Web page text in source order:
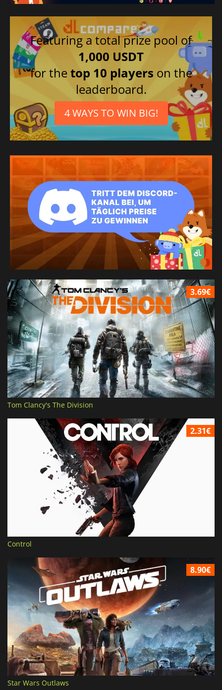
Featuring a total prize pool of
1,000 USDT
for thetop 10 players on the
leaderboard.
4 WAYS TO WIN BIG!
3.69€
Tom Clancy's The Division
2.31€
Control
8.90€
Star Wars Outlaws